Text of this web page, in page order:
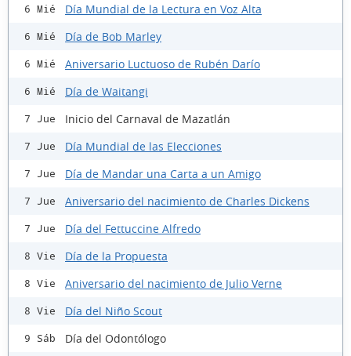
6 Mié Día Mundial de la Lectura en Voz Alta
6 Mié Día de Bob Marley
6 Mié Aniversario Luctuoso de Rubén Darío
6 Mié Día de Waitangi
7 Jue Inicio del Carnaval de Mazatlán
7 Jue Día Mundial de las Elecciones
7 Jue Día de Mandar una Carta a un Amigo
7 Jue Aniversario del nacimiento de Charles Dickens
7 Jue Día del Fettuccine Alfredo
8 Vie Día de la Propuesta
8 Vie Aniversario del nacimiento de Julio Verne
8 Vie Día del Niño Scout
9 Sáb Día del Odontólogo